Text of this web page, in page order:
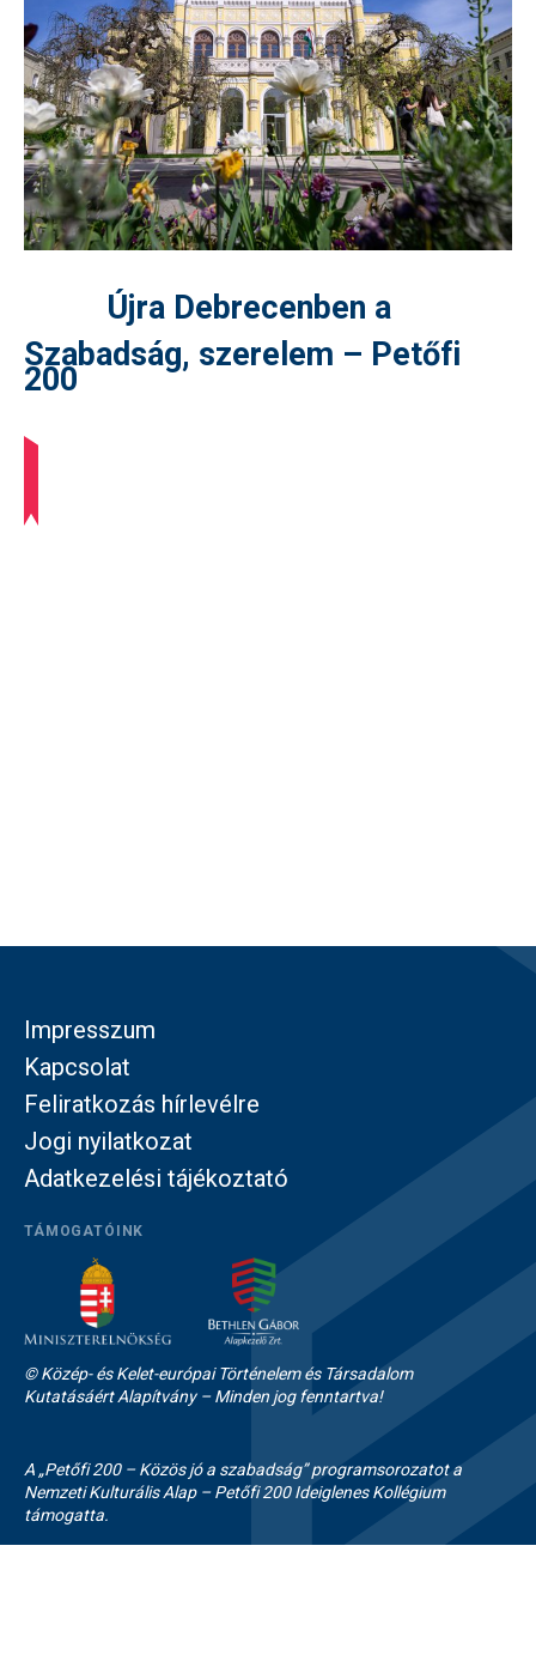
Újra Debrecenben a
Szabadság, szerelem – Petőfi
200
Impresszum
Kapcsolat
Feliratkozás hírlevélre
Jogi nyilatkozat
Adatkezelési tájékoztató
TÁMOGATÓINK
© Közép- és Kelet-európai Történelem és Társadalom
Kutatásáért Alapítvány – Minden jog fenntartva!
A „Petőfi 200 – Közös jó a szabadság” programsorozatot a
Nemzeti Kulturális Alap – Petőfi 200 Ideiglenes Kollégium
támogatta.